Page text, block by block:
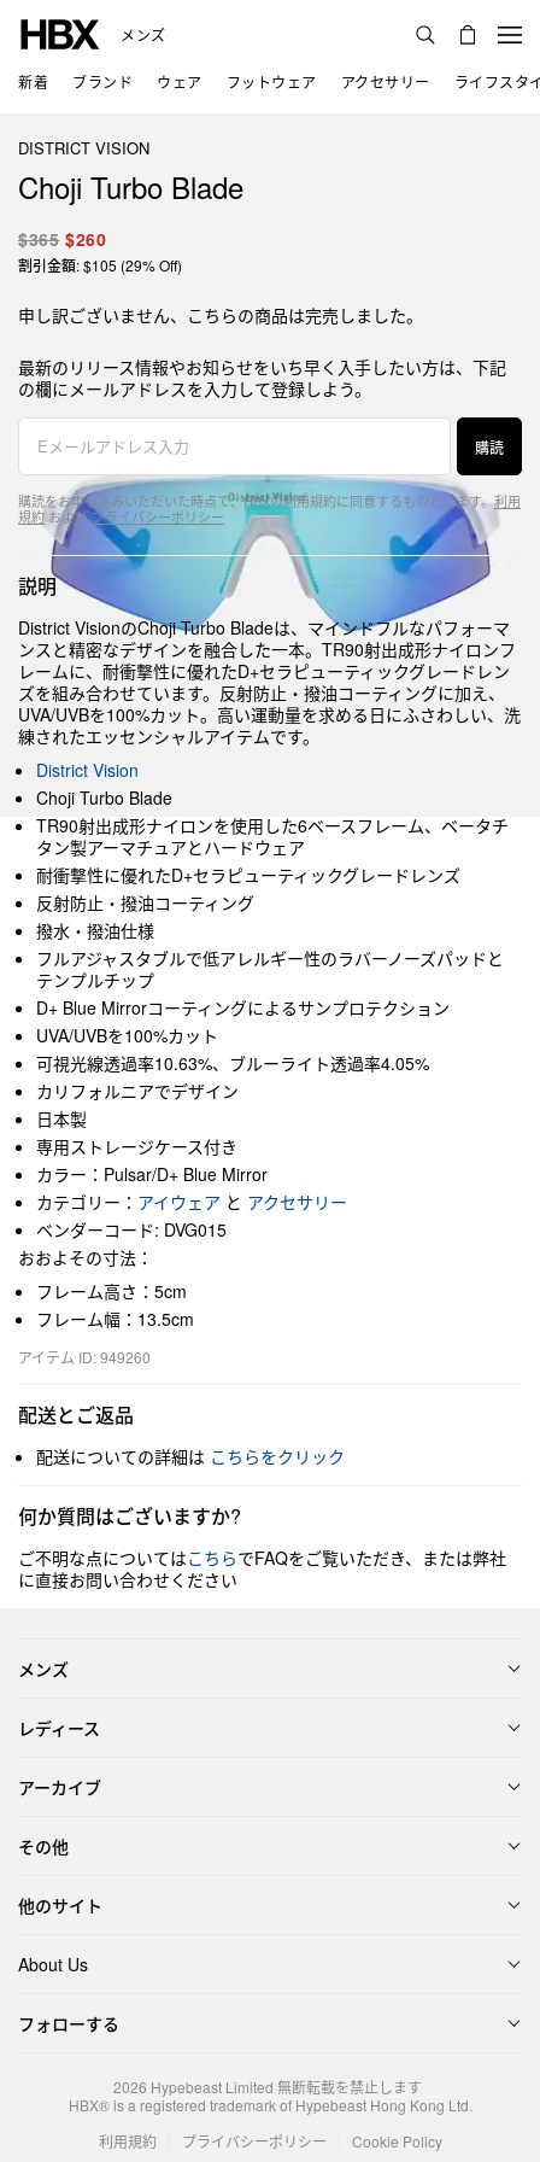
メンズ
新着 ブランド ウェア フットウェア アクセサリー ライフスタ
DISTRICT VISION
Choji Turbo Blade
$365 $260
割引金額: $105 (29% Off)
申し訳ございません、こちらの商品は完売しました。
最新のリリース情報やお知らせをいち早く入手したい方は、下記
の欄にメールアドレスを入力して登録しよう。
購読
購読をお申し込みいただいた時点で、HBXの利用規約に同意するものとします。利用
規約 およびプライバシーポリシー
説明
District VisionのChoji Turbo Bladeは、マインドフルなパフォーマ
ンスと精密なデザインを融合した一本。TR90射出成形ナイロンフ
レームに、耐衝撃性に優れたD+セラピューティックグレードレン
ズを組み合わせています。反射防止・撥油コーティングに加え、
UVA/UVBを100%カット。高い運動量を求める日にふさわしい、洗
練されたエッセンシャルアイテムです。
District Vision
Choji Turbo Blade
TR90射出成形ナイロンを使用した6ベースフレーム、ベータチ
タン製アーマチュアとハードウェア
耐衝撃性に優れたD+セラピューティックグレードレンズ
反射防止・撥油コーティング
撥水・撥油仕様
フルアジャスタブルで低アレルギー性のラバーノーズパッドと
テンプルチップ
D+ Blue Mirrorコーティングによるサンプロテクション
UVA/UVBを100%カット
可視光線透過率10.63%、ブルーライト透過率4.05%
カリフォルニアでデザイン
日本製
専用ストレージケース付き
カラー：Pulsar/D+ Blue Mirror
カテゴリー： アイウェア と アクセサリー
ベンダーコード: DVG015
おおよその寸法：
フレーム高さ：5cm
フレーム幅：13.5cm
アイテム ID: 949260
配送とご返品
配送についての詳細は こちらをクリック
何か質問はございますか?
ご不明な点についてはこちらでFAQをご覧いただき、または弊社
に直接お問い合わせください
メンズ
レディース
アーカイブ
その他
他のサイト
About Us
フォローする
2026 Hypebeast Limited 無断転載を禁止します
HBX® is a registered trademark of Hypebeast Hong Kong Ltd.
利用規約
プライバシーポリシー Cookie Policy